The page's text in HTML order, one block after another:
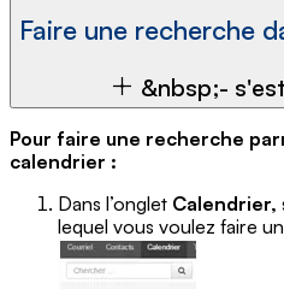
Faire une recherche
&nbsp;-
Pour faire une recherche
calendrier :
Dans l’onglet Calendrier,
lequel vous voulez faire